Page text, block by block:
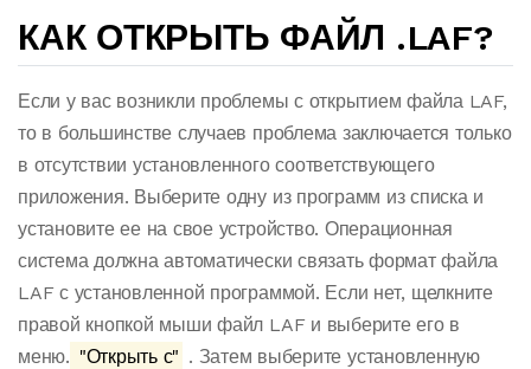
КАК ОТКРЫТЬ ФАЙЛ .LAF?
Если у вас возникли проблемы с открытием файла LAF,
то в большинстве случаев проблема заключается только
в отсутствии установленного соответствующего
приложения. Выберите одну из программ из списка и
установите ее на свое устройство. Операционная
система должна автоматически связать формат файла
LAF с установленной программой. Если нет, щелкните
правой кнопкой мыши файл LAF и выберите его в
меню. "Открыть с" . Затем выберите установленную